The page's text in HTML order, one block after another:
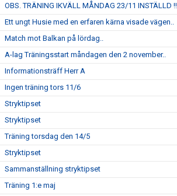
OBS. TRÄNING IKVÄLL MÅNDAG 23/11 INSTÄLLD !!
Ett ungt Husie med en erfaren kärna visade vägen..
Match mot Balkan på lördag..
A-lag Träningsstart måndagen den 2 november..
Informationsträff Herr A
Ingen träning tors 11/6
Stryktipset
Stryktipset
Träning torsdag den 14/5
Stryktipset
Sammanställning stryktipset
Träning 1:e maj